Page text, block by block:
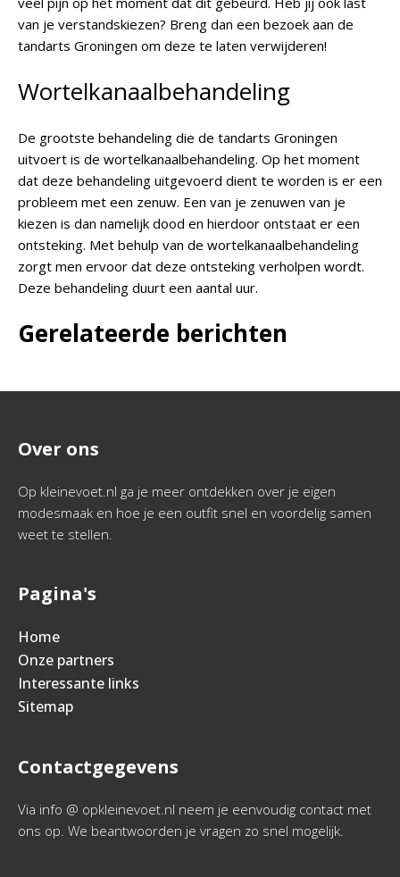
van je verstandskiezen? Breng dan een bezoek aan de
tandarts Groningen om deze te laten verwijderen!
Wortelkanaalbehandeling
De grootste behandeling die de tandarts Groningen
uitvoert is de wortelkanaalbehandeling. Op het moment
dat deze behandeling uitgevoerd dient te worden is er een
probleem met een zenuw. Een van je zenuwen van je
kiezen is dan namelijk dood en hierdoor ontstaat er een
ontsteking. Met behulp van de wortelkanaalbehandeling
zorgt men ervoor dat deze ontsteking verholpen wordt.
Deze behandeling duurt een aantal uur.
Gerelateerde berichten
Over ons
Op kleinevoet.nl ga je meer ontdekken over je eigen
modesmaak en hoe je een outfit snel en voordelig samen
weet te stellen.
Pagina's
Home
Onze partners
Interessante links
Sitemap
Contactgegevens
Via info @ opkleinevoet.nl neem je eenvoudig contact met
ons op. We beantwoorden je vragen zo snel mogelijk.